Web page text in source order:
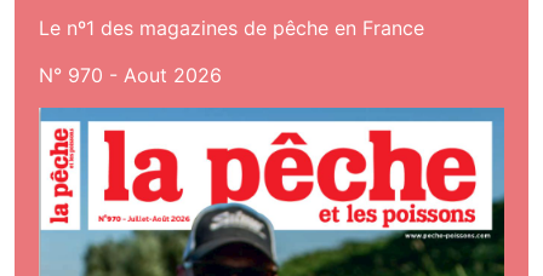
Le nº1 des magazines de pêche en France
N° 970 - Aout 2026